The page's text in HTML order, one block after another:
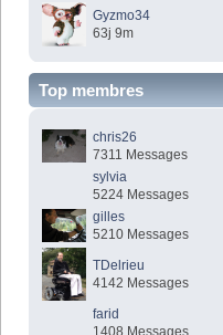
Gyzmo34
63j 9m
Top membres
chris26
7311 Messages
sylvia
5224 Messages
gilles
5210 Messages
TDelrieu
4142 Messages
farid
1408 Messages